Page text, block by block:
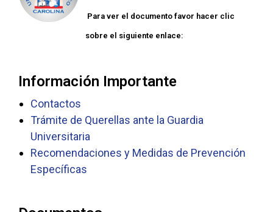
Para ver el documento favor hacer clic
sobre el siguiente enlace:
Información Importante
Contactos
Trámite de Querellas ante la Guardia
Universitaria
Recomendaciones y Medidas de Prevención
Específicas